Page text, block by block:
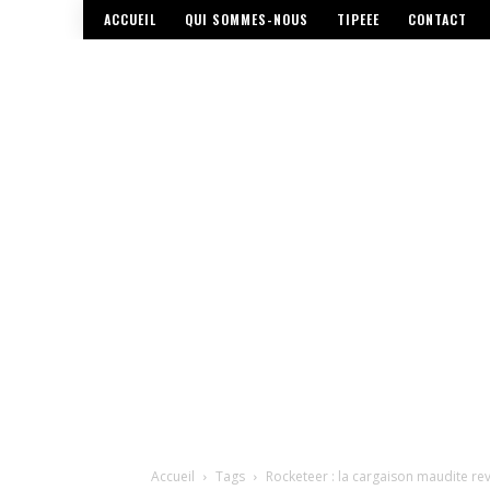
ACCUEIL QUI SOMMES-NOUS TIPEEE CONTACT
Accueil Tags Rocketeer : la cargaison maudite